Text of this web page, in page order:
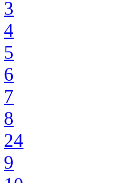
3
4
5
6
7
8
24
9